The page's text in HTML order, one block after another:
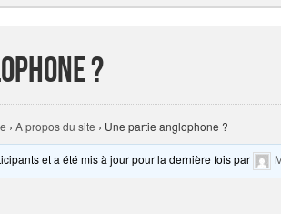
?
› A propos du site › Une partie anglophone ?
et a été mis à jour pour la dernière fois par